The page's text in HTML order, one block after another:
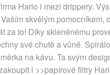
Hario i mezi drippery.
skvělým pomocníkem,
za to! Díky skleněnému
své chutě a vůně.
na kávu. Ta svým
i >>papírové filtry